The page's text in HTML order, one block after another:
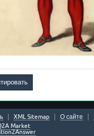
XML Sitemap О сайте
Market